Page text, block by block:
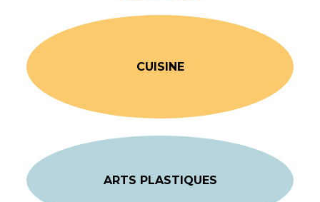
CUISINE
ARTS PLASTIQUES